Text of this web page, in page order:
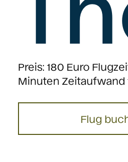
Preis: 180 Euro
Minuten Zeitaufwand
Flug